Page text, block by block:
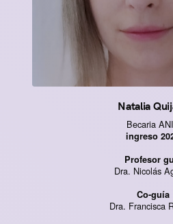
Natalia
Becaria
ingreso
Profesor
Dra. Nicolás
Co-guía
Dra. Francisca